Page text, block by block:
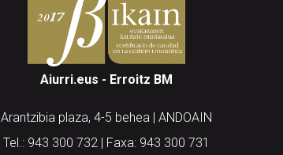
Aiurri.eus - Erroitz BM
Arantzibia plaza, 4-5 behea | ANDOAIN
Tel.: 943 300 732 | Faxa: 943 300 731